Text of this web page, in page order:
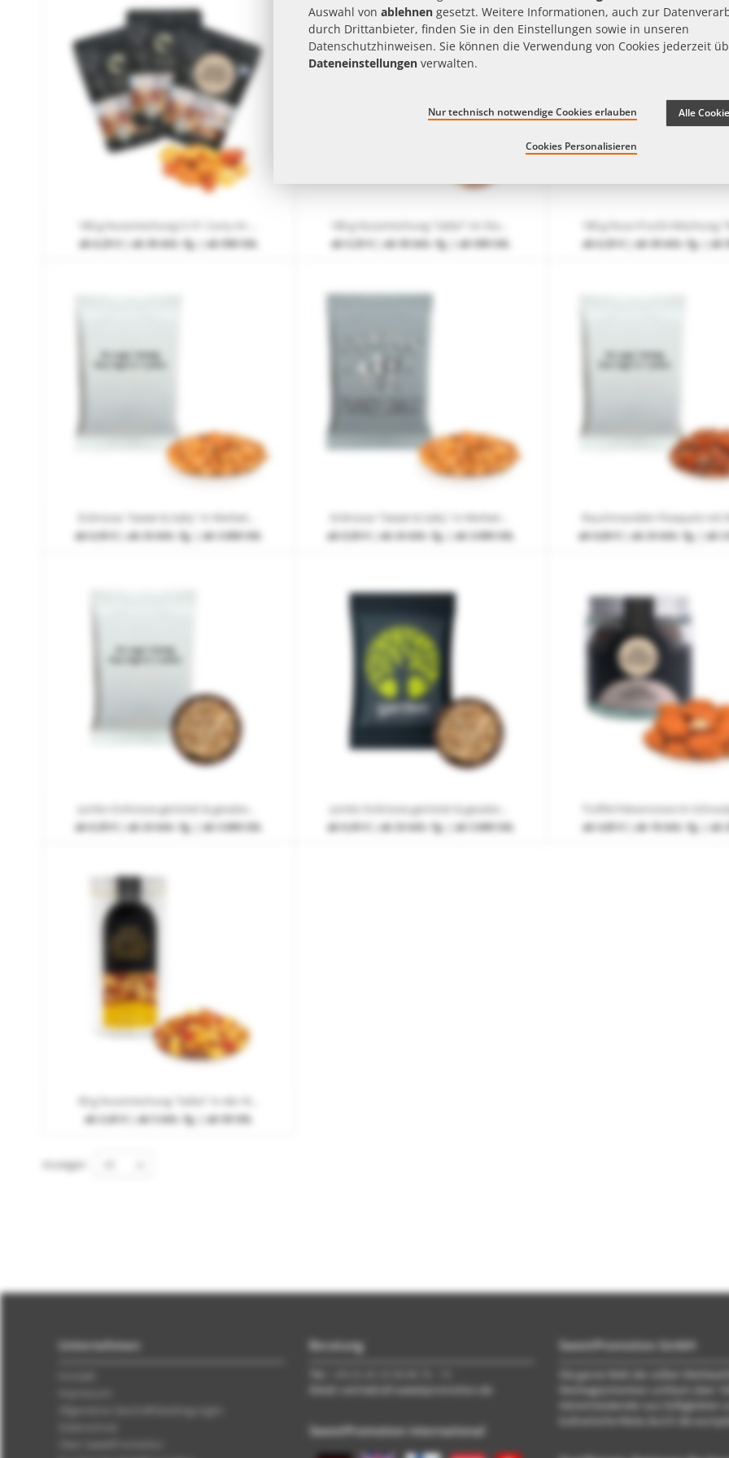
Auswahl von ablehnen gesetzt. Weitere Informationen, auch zur
durch Drittanbieter, finden Sie in den Einstellungen sowie in unseren
Datenschutzhinweisen. Sie können die Verwendung von Cookies jederzeit
Dateneinstellungen verwalten.
Alle
Nur technisch notwendige Cookies erlauben
Cookies Personalisieren
ab 6,35 € | ab 30 Arb.-Tg. | ab 500 Stk. ab 5,35 € | ab 30 Arb.-Tg. | ab 500 Stk. ab 6,35 € | ab 30 Arb.-Tg. | ab
ab 0,45 € | ab 24 Arb.-Tg. | ab 3.000 Stk. ab 0,50 € | ab 24 Arb.-Tg. | ab 3.000 Stk. ab 0,60 € | ab 24 Arb.-Tg. | ab
ab 0,39 € | ab 24 Arb.-Tg. | ab 3.000 Stk. ab 0,45 € | ab 24 Arb.-Tg. | ab 3.000 Stk. ab 4,85 € | ab 18 Arb.-Tg. | ab
ab 3,45 € | ab 5 Arb.-Tg. | ab 50 Stk.
Anzeigen
Unternehmen Beratung
EMail: vertrieb\@\sweetpromotion.de
SweetPromotion international
SweetPromotion GmbH
Die ganze Welt der süßen
Werbegeschenken umfasst über
Adventskalender aus Süßigkeiten
kulinarische Reise durch die